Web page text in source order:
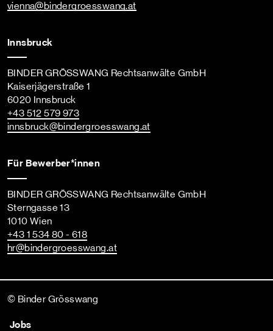
vienna@bindergroesswang.at
Innsbruck
BINDER GRÖSSWANG Rechtsanwälte GmbH
Kaiserjägerstraße 1
6020 Innsbruck
+43 512 579 973
innsbruck@bindergroesswang.at
Für Bewerber*innen
BINDER GRÖSSWANG Rechtsanwälte GmbH
Sterngasse 13
1010 Wien
+43 1 534 80 - 618
hr@bindergroesswang.at
© Binder Grösswang
Jobs